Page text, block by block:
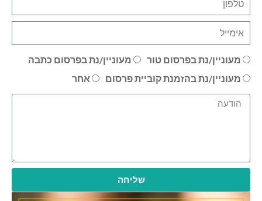
מעוניין/נת בפרסום טור
מעוניין/נת בפרסום כתבה
מעוניין/נת בהזמנת קוביית פרסום
אחר
שליחה